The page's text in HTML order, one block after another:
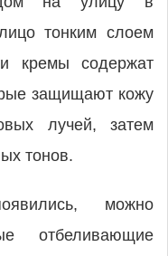
тонким слоем
кремы содержат
защи­щают кожу
лучей, затем
тонов.
можно
отбеливающие